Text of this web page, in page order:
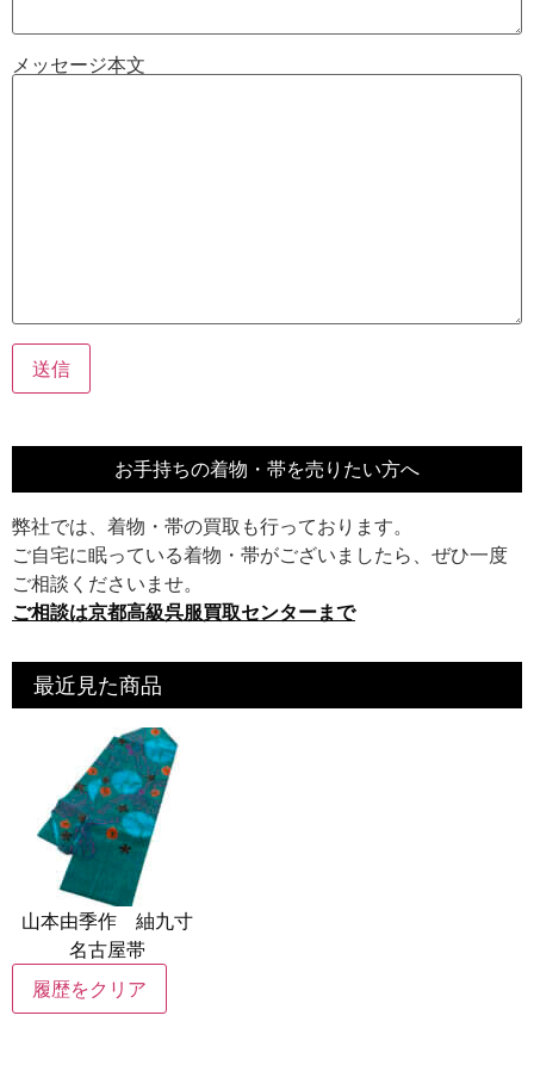
メッセージ本文
お手持ちの着物・帯を売りたい方へ
弊社では、着物・帯の買取も行っております。
ご自宅に眠っている着物・帯がございましたら、ぜひ一度
ご相談くださいませ。
ご相談は京都高級呉服買取センターまで
最近見た商品
山本由季作 紬九寸
名古屋帯
履歴をクリア